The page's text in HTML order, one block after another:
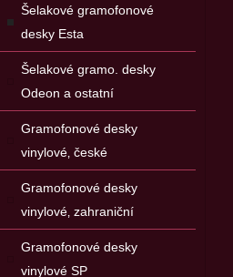
Šelakové gramofonové
desky Esta
Šelakové gramo. desky
Odeon a ostatní
Gramofonové desky
vinylové‚ české
Gramofonové desky
vinylové‚ zahraniční
Gramofonové desky
vinylové SP